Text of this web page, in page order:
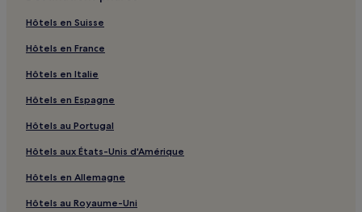
Hôtels en Suisse
Hôtels en France
Hôtels en Italie
Hôtels en Espagne
Hôtels au Portugal
Hôtels aux États-Unis d'Amérique
Hôtels en Allemagne
Hôtels au Royaume-Uni